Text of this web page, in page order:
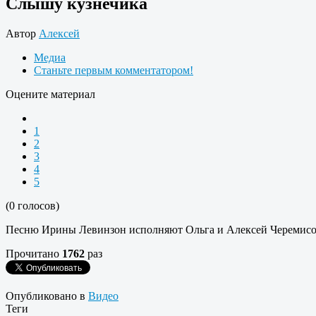
Автор Алексей
Медиа
Станьте первым комментатором!
Оцените материал
1
2
3
4
5
(0 голосов)
Песню Ирины Левинзон исполняют Ольга и Алексей
Прочитано 1762 раз
Опубликовано в Видео
Теги